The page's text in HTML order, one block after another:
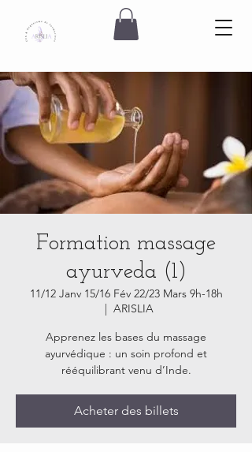
Formation massage
ayurveda (1)
11/12 Janv 15/16 Fév 22/23 Mars 9h-18h
  |
ARISLIA
Apprenez les bases du massage
ayurvédique : un soin profond et
rééquilibrant venu d’Inde.
Acheter des billets